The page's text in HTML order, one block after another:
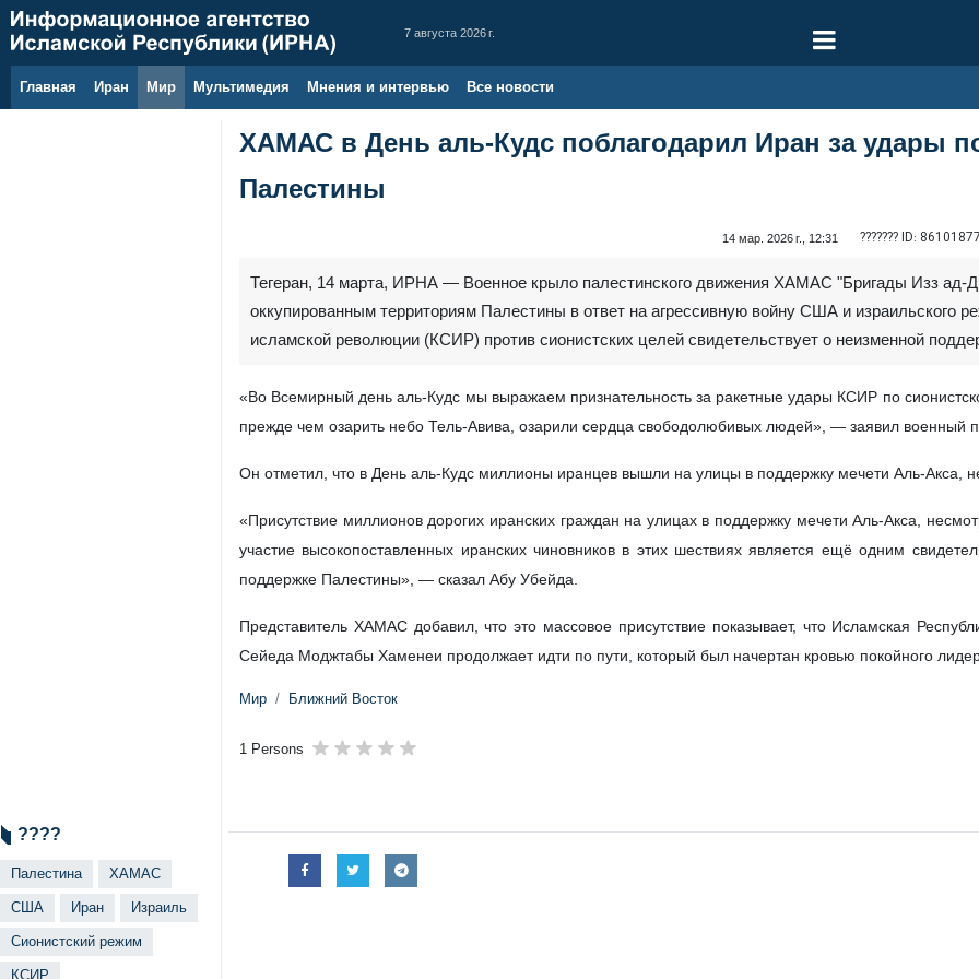
7 августа 2026 г.
Главная Иран Мир Мультимедия Мнения и интервью Все новости
ХАМАС в День аль‑Кудс поблагодарил Иран за удары
Палестины
14 мар. 2026 г., 12:31 ??????? ID:
Тегеран, 14 марта, ИРНА — Военное крыло палестинского движения ХАМАС "Бригады Изз ад-
оккупированным территориям Палестины в ответ на агрессивную войну США и израильского
исламской революции (КСИР) против сионистских целей свидетельствует о неизменной
«Во Всемирный день аль‑Кудс мы выражаем признательность за ракетные удары КСИР по
прежде чем озарить небо Тель‑Авива, озарили сердца свободолюбивых людей», — заявил военный
Он отметил, что в День аль‑Кудс миллионы иранцев вышли на улицы в поддержку мечети Аль‑Акса,
«Присутствие миллионов дорогих иранских граждан на улицах в поддержку мечети Аль‑Акса,
участие высокопоставленных иранских чиновников в этих шествиях является ещё одним
поддержке Палестины», — сказал Абу Убейда.
Представитель ХАМАС добавил, что это массовое присутствие показывает, что Исламская
Сейеда Моджтабы Хаменеи продолжает идти по пути, который был начертан кровью покойного
Мир Ближний Восток
1 Persons
????
Палестина ХАМАС
США Иран Израиль
Сионистский режим
КСИР